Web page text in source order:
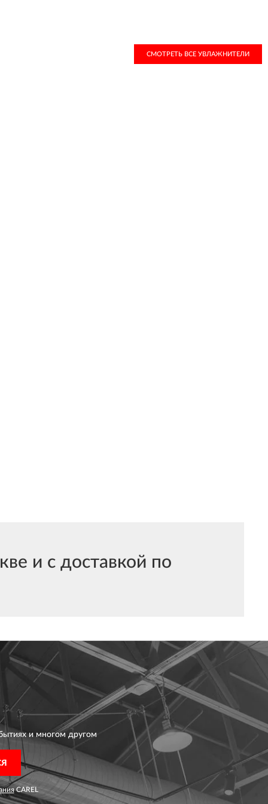
СМОТРЕТЬ ВСЕ УВЛАЖНИТЕЛИ
и с доставкой по
и многом другом
CAREL